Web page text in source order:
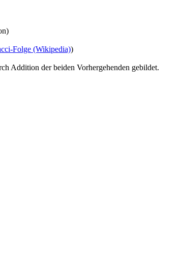
Folge (Wikipedia))
Addition der beiden Vorhergehenden gebildet.